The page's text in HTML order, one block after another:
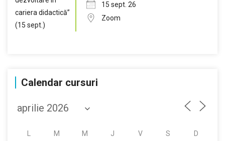
15 sept. 26
Zoom
Calendar cursuri
M M J V S D